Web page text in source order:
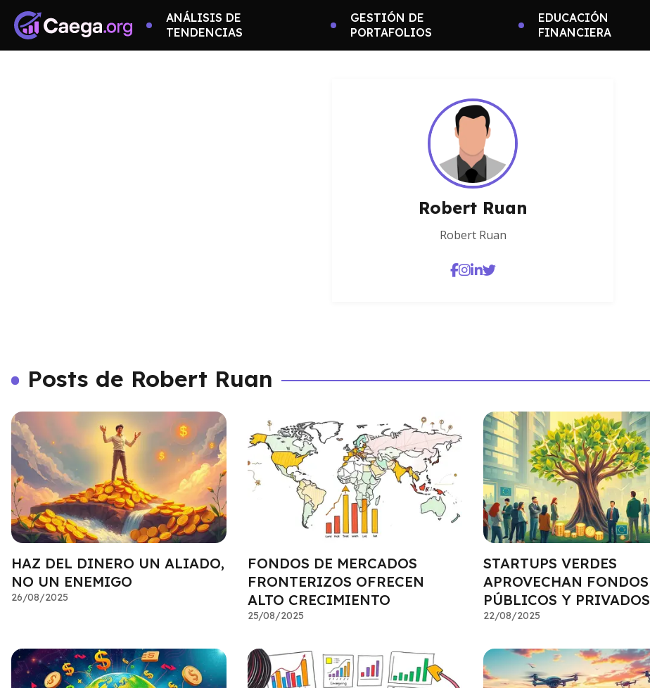
ANÁLISIS DE
TENDENCIAS
GESTIÓN DE
PORTAFOLIOS
EDUCACIÓN
FINANCIERA
Robert Ruan
Robert Ruan
Posts de Robert Ruan
HAZ DEL DINERO UN ALIADO,
NO UN ENEMIGO
26/08/2025
FONDOS DE MERCADOS
FRONTERIZOS OFRECEN
ALTO CRECIMIENTO
25/08/2025
STARTUPS VERDES
APROVECHAN FONDOS
PÚBLICOS Y PRIVADOS
22/08/2025